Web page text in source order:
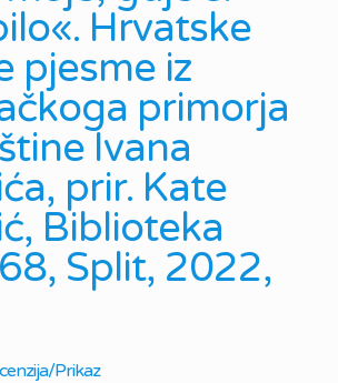
Hrvatske
pjesme iz
primorja
Ivana
prir. Kate
Biblioteka
Split, 2022,
Prikaz